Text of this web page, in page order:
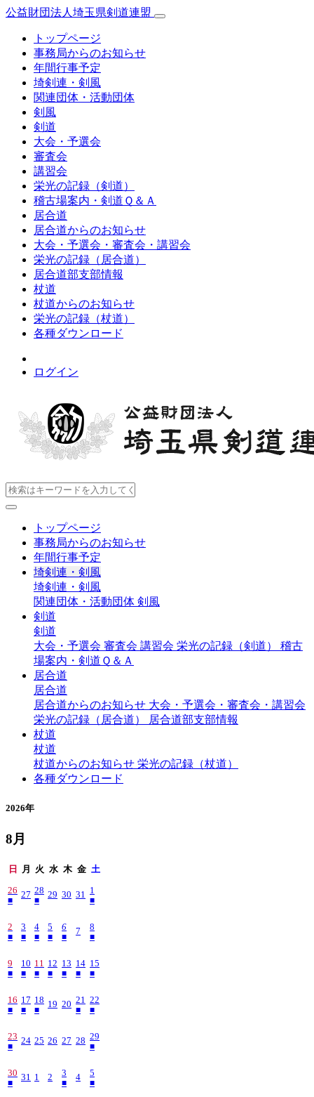
公益財団法人埼玉県剣道連盟
トップページ
事務局からのお知らせ
年間行事予定
埼剣連・剣風
関連団体・活動団体
剣風
剣道
大会・予選会
審査会
講習会
栄光の記録（剣道）
稽古場案内・剣道Ｑ＆Ａ
居合道
居合道からのお知らせ
大会・予選会・審査会・講習会
栄光の記録（居合道）
居合道部支部情報
杖道
杖道からのお知らせ
栄光の記録（杖道）
各種ダウンロード
ログイン
トップページ
事務局からのお知らせ
年間行事予定
埼剣連・剣風
埼剣連・剣風
関連団体・活動団体 剣風
剣道
剣道
大会・予選会 審査会 講習会 栄光の記録（剣道） 稽古
場案内・剣道Ｑ＆Ａ
居合道
居合道
居合道からのお知らせ 大会・予選会・審査会・講習会
栄光の記録（居合道）
居合道部支部情報
杖道
杖道
杖道からのお知らせ 栄光の記録（杖道）
各種ダウンロード
2026年
8月
日 月 火 水 木 金 土
26
■
27 28
■
29 30 31 1
■
2
■
3
■
4
■
5
■
6
■
7 8
■
9
■
10
■
11
■
12
■
13
■
14
■
15
■
16
■
17
■
18
■
19 20 21
■
22
■
23
■
24 25 26 27 28 29
■
30
■
31 1 2 3
■
4 5
■